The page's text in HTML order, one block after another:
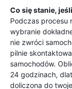
Co się stanie,
Podczas procesu
wybranie
nie zwróci
pilnie
samochodów.
24 godzinach,
doliczona do